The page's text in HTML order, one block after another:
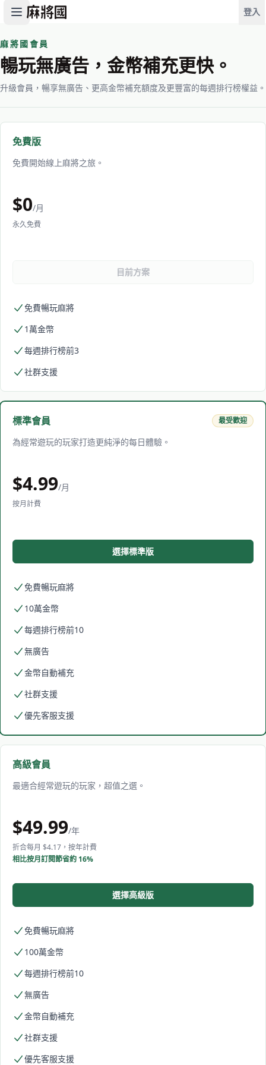
登入
麻將國會員
暢玩無廣告，金幣補充更快。
升級會員，暢享無廣告、更高金幣補充額度及更豐富的每週排行榜權益。
免費版
免費開始線上麻將之旅。
$0/月
永久免費
目前方案
免費暢玩麻將
1萬金幣
每週排行榜前3
社群支援
標準會員 最受歡迎
為經常遊玩的玩家打造更純淨的每日體驗。
$4.99/月
按月計費
選擇標準版
免費暢玩麻將
10萬金幣
每週排行榜前10
無廣告
金幣自動補充
社群支援
優先客服支援
高級會員
最適合經常遊玩的玩家，超值之選。
$49.99/年
折合每月 $4.17，按年計費
相比按月訂閱節省約 16%
選擇高級版
免費暢玩麻將
100萬金幣
每週排行榜前10
無廣告
金幣自動補充
社群支援
優先客服支援